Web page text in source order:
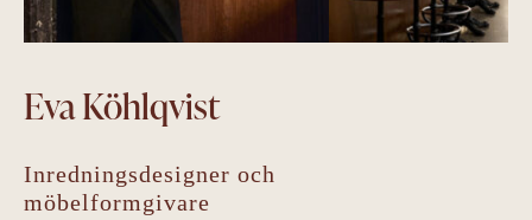
Eva Köhlqvist
Inredningsdesigner och
möbelformgivare